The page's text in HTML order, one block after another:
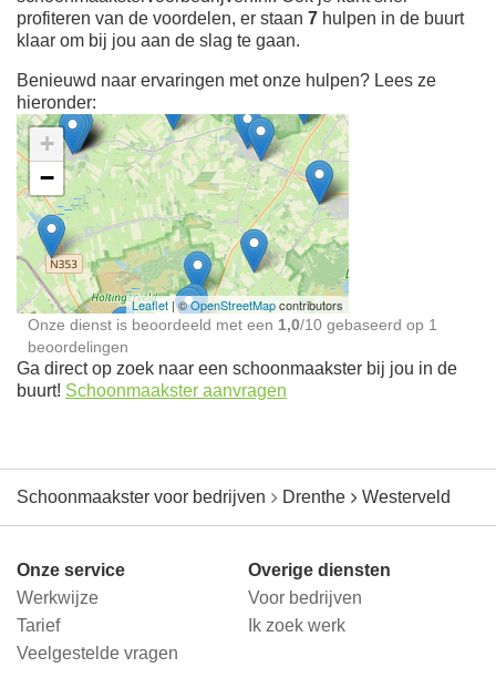
profiteren van de voordelen, er staan 7 hulpen in de buurt
klaar om bij jou aan de slag te gaan.
Benieuwd naar ervaringen met onze hulpen? Lees ze
hieronder:
Ontdek meer ervaringen
Schoonmaakster bij
jou in de buurt
+
−
Leaflet | ©OpenStreetMapcontributors
Onze dienst is beoordeeld met een 1,0/10 gebaseerd op 1
beoordelingen
Ga direct op zoek naar een schoonmaakster bij jou in de
buurt! Schoonmaakster aanvragen
Schoonmaakster voor bedrijven Drenthe Westerveld
Onze service
Werkwijze
Tarief
Veelgestelde vragen
Overige diensten
Voor bedrijven
Ik zoek werk